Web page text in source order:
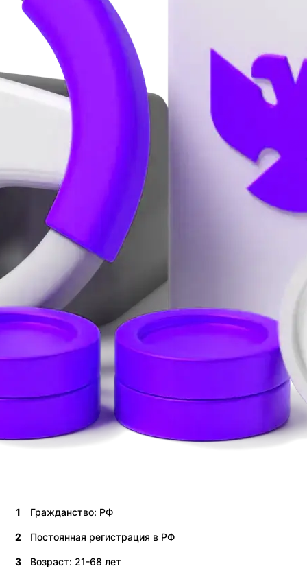
1 Гражданство: РФ
2 Постоянная регистрация в РФ
3 Возраст: 21-68 лет